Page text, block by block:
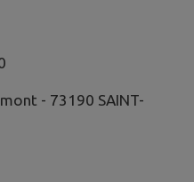
- 73190 SAINT-